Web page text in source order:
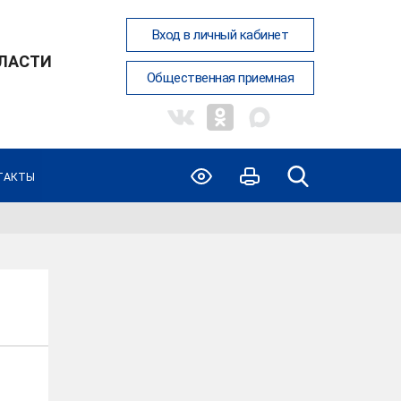
Вход в личный кабинет
Общественная приемная